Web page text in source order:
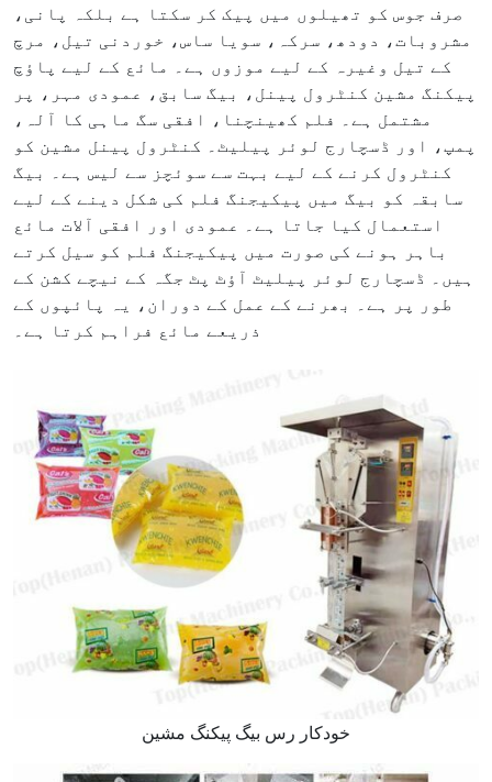
صرف جوس کو تھیلوں میں پیک کر سکتا ہے بلکہ پانی،
مشروبات، دودھ، سرکہ، سویا ساس، خوردنی تیل، مرچ
کے تیل وغیرہ کے لیے موزوں ہے۔ مائع کے لیے پاؤچ
پیکنگ مشین کنٹرول پینل، بیگ سابق، عمودی مہر، پر
مشتمل ہے۔ فلم کھینچنا، افقی سگ ماہی کا آلہ،
پمپ، اور ڈسچارج لوئر پیلیٹ۔ کنٹرول پینل مشین کو
کنٹرول کرنے کے لیے بہت سے سوئچز سے لیس ہے۔ بیگ
سابقہ ​​کو بیگ میں پیکیجنگ فلم کی شکل دینے کے لیے
استعمال کیا جاتا ہے۔ عمودی اور افقی آلات مائع
باہر ہونے کی صورت میں پیکیجنگ فلم کو سیل کرتے
ہیں۔ ڈسچارج لوئر پیلیٹ آؤٹ پٹ جگہ کے نیچے کشن کے
طور پر ہے۔ بھرنے کے عمل کے دوران، یہ پائپوں کے
ذریعے مائع فراہم کرتا ہے۔
خودکار رس بیگ پیکنگ مشین